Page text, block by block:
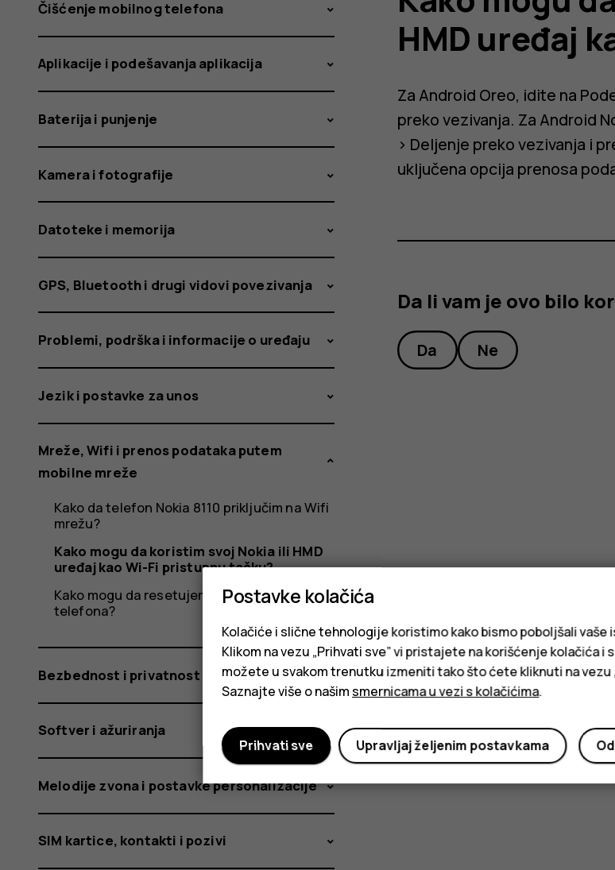
svoj
Nokia
ili
HMD
uređaj
kao
Wi-
Fi
pristupnu
tačku?
Čišćenje mobilnog telefona
Aplikacije i podešavanja aplikacija
Baterija i punjenje
Kamera i fotografije
Datoteke i memorija
GPS, Bluetooth i drugi vidovi povezivanja
Problemi, podrška i informacije o uređaju
Jezik i postavke za unos
Mreže, Wifi i prenos podataka putem
mobilne mreže
Kako da telefon Nokia 8110 priključim na Wifi
mrežu?
Kako mogu da koristim svoj Nokia ili HMD
uređaj kao Wi-Fi pristupnu tačku?
Kako mogu da resetujem mrežne postavke
telefona?
Bezbednost i privatnost
Softver i ažuriranja
Melodije zvona i postavke personalizacije
SIM kartice, kontakti i pozivi
HMD uređaj
Za Android Oreo, idite na
preko vezivanja. Za Android
> Deljenje preko vezivanja i
uključena opcija prenosa
Da li vam je ovo bilo
Da Ne
Postavke kolačića
Kolačiće i slične tehnologije koristimo kako bismo poboljšali vaše
Klikom na vezu „Prihvati sve” vi pristajete na korišćenje kolačića
možete u svakom trenutku izmeniti tako što ćete kliknuti na vezu
Saznajte više o našimsmernicama u vezi s kolačićima.
Upravljaj željenim postavkama
Prihvati sve